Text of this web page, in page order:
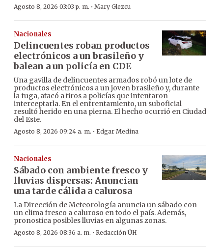
Agosto 8, 2026 03:03 p. m. · Mary Glezcu
Nacionales
Delincuentes roban productos
electrónicos a un brasileño y
balean a un policía en CDE
Una gavilla de delincuentes armados robó un lote de
productos electrónicos a un joven brasileño y, durante
la fuga, atacó a tiros a policías que intentaron
interceptarla. En el enfrentamiento, un suboficial
resultó herido en una pierna. El hecho ocurrió en Ciudad
del Este.
Agosto 8, 2026 09:24 a. m. · Edgar Medina
Nacionales
Sábado con ambiente fresco y
lluvias dispersas: Anuncian
una tarde cálida a calurosa
La Dirección de Meteorología anuncia un sábado con
un clima fresco a caluroso en todo el país. Además,
pronostica posibles lluvias en algunas zonas.
Agosto 8, 2026 08:36 a. m. · Redacción ÚH